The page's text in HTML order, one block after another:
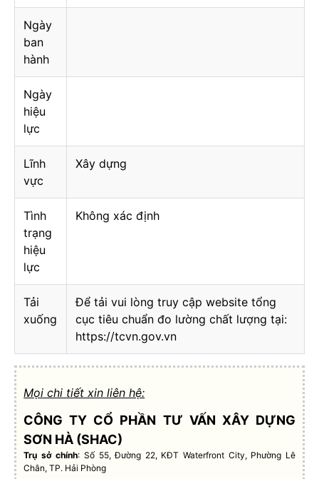
Ngày
ban
hành
Ngày
hiệu
lực
Lĩnh
vực
Xây dựng
Tình
trạng
hiệu
lực
Không xác định
Tải
xuống
Để tải vui lòng truy cập website tổng
cục tiêu chuẩn đo lường chất lượng tại:
https://tcvn.gov.vn
Mọi chi tiết xin liên hệ:
CÔNG TY CỔ PHẦN TƯ VẤN XÂY DỰNG
SƠN HÀ (SHAC)
Trụ sở chính: Số 55, Đường 22, KĐT Waterfront City, Phường Lê
Chân, TP. Hải Phòng